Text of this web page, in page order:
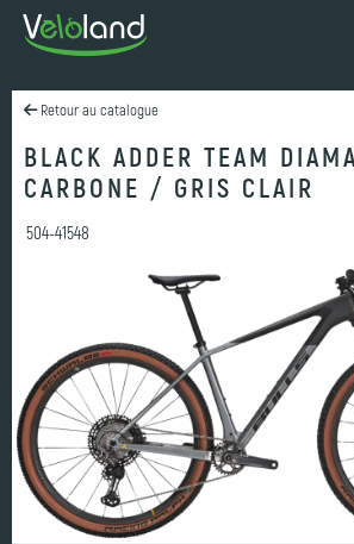
Retour au catalogue
BLACK ADDER TEAM
CARBONE / GRIS CLAIR
504-41548